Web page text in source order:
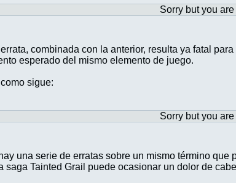
Sorry but you
combinada con la anterior, resulta ya fatal
esperado del mismo elemento de juego.
sigue:
Sorry but you
una serie de erratas sobre un mismo término
saga Tainted Grail puede ocasionar un dolor de